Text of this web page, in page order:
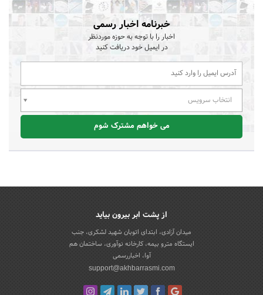
خبرنامه اخبار رسمی
اخبار را با توجه به حوزه موردنظر
در ایمیل خود دریافت کنید
انتخاب سرویس
می خواهم مشترک شوم
از پشت ابر بیرون بیاید
میدان آزادی، ابتدای اتوبان شهید لشکری، جنب
ایستگاه مترو بیمه، کارخانه نوآوری، ساختمان هم
آوا، اخباررسمی
support@akhbarrasmi.com